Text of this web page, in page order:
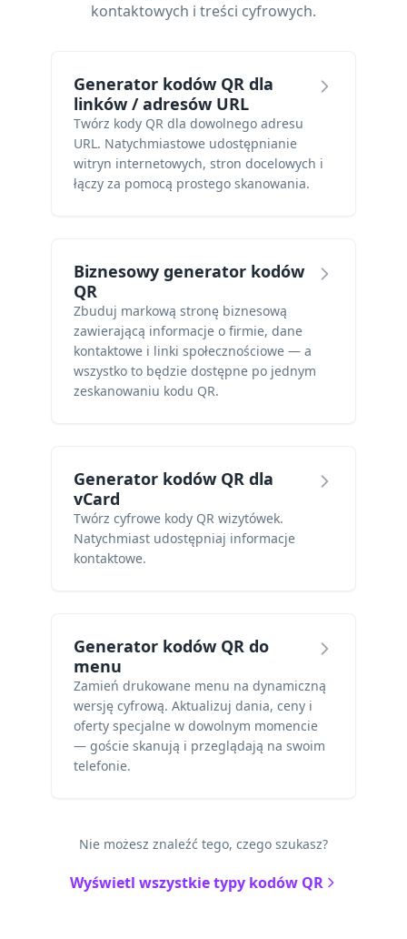
kontaktowych i treści cyfrowych.
Generator kodów QR dla
linków / adresów URL
Twórz kody QR dla dowolnego adresu
URL. Natychmiastowe udostępnianie
witryn internetowych, stron docelowych i
łączy za pomocą prostego skanowania.
Biznesowy generator kodów
QR
Zbuduj markową stronę biznesową
zawierającą informacje o firmie, dane
kontaktowe i linki społecznościowe — a
wszystko to będzie dostępne po jednym
zeskanowaniu kodu QR.
Generator kodów QR dla
vCard
Twórz cyfrowe kody QR wizytówek.
Natychmiast udostępniaj informacje
kontaktowe.
Generator kodów QR do
menu
Zamień drukowane menu na dynamiczną
wersję cyfrową. Aktualizuj dania, ceny i
oferty specjalne w dowolnym momencie
— goście skanują i przeglądają na swoim
telefonie.
Nie możesz znaleźć tego, czego szukasz?
Wyświetl wszystkie typy kodów QR